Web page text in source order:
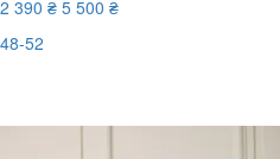
2 390 ₴ 5 500 ₴
48-52